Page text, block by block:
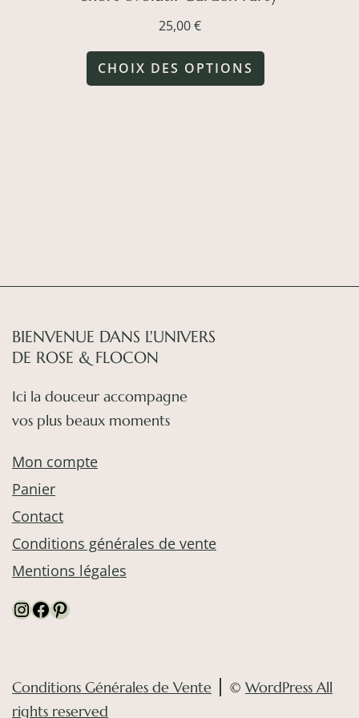
25,00€
CHOIX DES OPTIONS
être
BIENVENUE DANS L'UNIVERS
DE ROSE & FLOCON
Ici la douceur accompagne
vos plus beaux moments
Mon compte
Panier
Contact
Conditions générales de vente
Mentions légales
Instagram
Facebook
Pinterest
Conditions Générales de Vente © WordPress All
rights reserved